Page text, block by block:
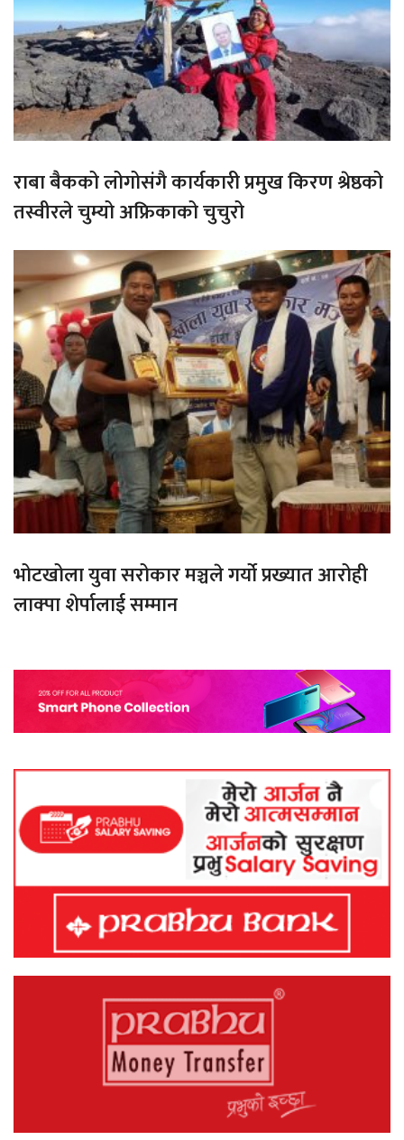
राबा बैकको लोगोसंगै कार्यकारी प्रमुख किरण श्रेष्ठको
तस्वीरले चुम्यो अफ्रिकाको चुचुरो
भोटखोला युवा सरोकार मञ्चले गर्यो प्रख्यात आरोही
लाक्पा शेर्पालाई सम्मान